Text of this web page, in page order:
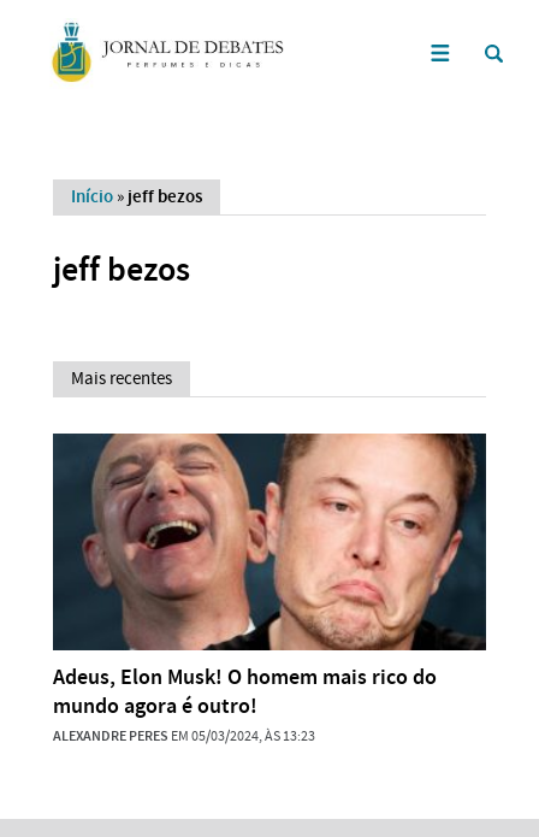
Início » jeff bezos
jeff bezos
Mais recentes
Adeus, Elon Musk! O homem mais rico do
mundo agora é outro!
ALEXANDRE PERES EM 05/03/2024, ÀS 13:23